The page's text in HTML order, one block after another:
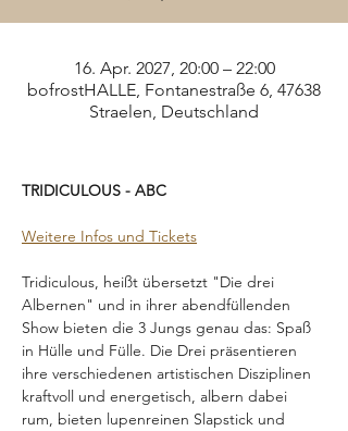
16. Apr. 2027, 20:00 – 22:00
bofrostHALLE, Fontanestraße 6, 47638
Straelen, Deutschland
TRIDICULOUS - ABC
Weitere Infos und Tickets
Tridiculous, heißt übersetzt "Die drei
Albernen" und in ihrer abendfüllenden
Show bieten die 3 Jungs genau das: Spaß
in Hülle und Fülle. Die Drei präsentieren
ihre verschiedenen artistischen Disziplinen
kraftvoll und energetisch, albern dabei
rum, bieten lupenreinen Slapstick und